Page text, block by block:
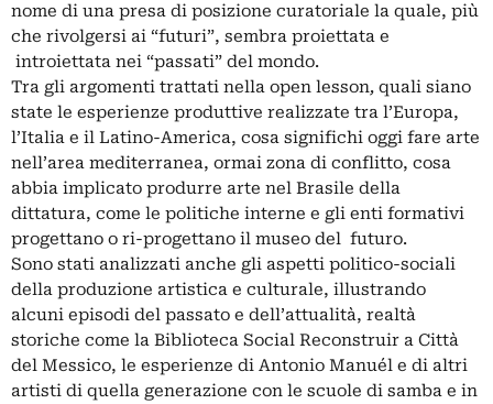
nome di una presa di posizione curatoriale la quale, più
che rivolgersi ai “futuri”, sembra proiettata e
introiettata nei “passati” del mondo.
Tra gli argomenti trattati nella open lesson, quali siano
state le esperienze produttive realizzate tra l’Europa,
l’Italia e il Latino-America, cosa significhi oggi fare arte
nell’area mediterranea, ormai zona di conflitto, cosa
abbia implicato produrre arte nel Brasile della
dittatura, come le politiche interne e gli enti formativi
progettano o ri-progettano il museo del futuro.
Sono stati analizzati anche gli aspetti politico-sociali
della produzione artistica e culturale, illustrando
alcuni episodi del passato e dell’attualità, realtà
storiche come la Biblioteca Social Reconstruir a Città
del Messico, le esperienze di Antonio Manuél e di altri
artisti di quella generazione con le scuole di samba e in